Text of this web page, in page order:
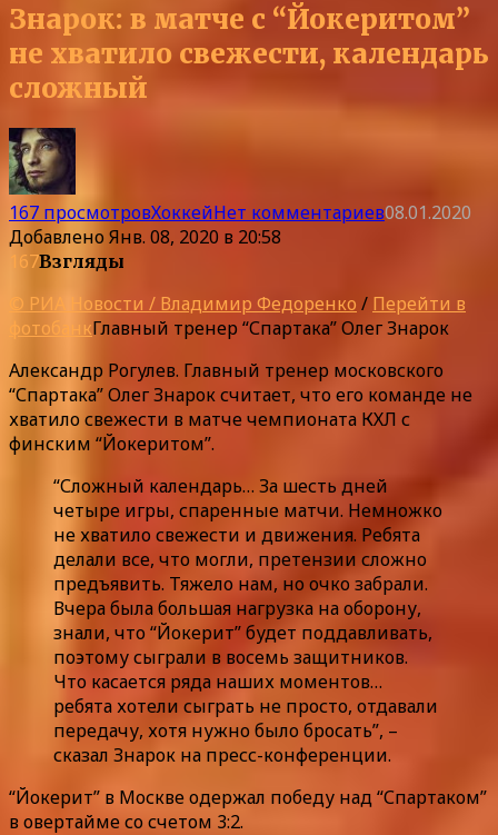
Знарок: в матче с “Йокеритом”
не хватило свежести, календарь
сложный
167 просмотровХоккейНет комментариев08.01.2020
Добавлено Янв. 08, 2020 в 20:58
167Взгляды
© РИА Новости / Владимир Федоренко / Перейти в
фотобанкГлавный тренер “Спартака” Олег Знарок
Александр Рогулев. Главный тренер московского
“Спартака” Олег Знарок считает, что его команде не
хватило свежести в матче чемпионата КХЛ с
финским “Йокеритом”.
“Сложный календарь… За шесть дней
четыре игры, спаренные матчи. Немножко
не хватило свежести и движения. Ребята
делали все, что могли, претензии сложно
предъявить. Тяжело нам, но очко забрали.
Вчера была большая нагрузка на оборону,
знали, что “Йокерит” будет поддавливать,
поэтому сыграли в восемь защитников.
Что касается ряда наших моментов…
ребята хотели сыграть не просто, отдавали
передачу, хотя нужно было бросать”, –
сказал Знарок на пресс-конференции.
“Йокерит” в Москве одержал победу над “Спартаком”
в овертайме со счетом 3:2.